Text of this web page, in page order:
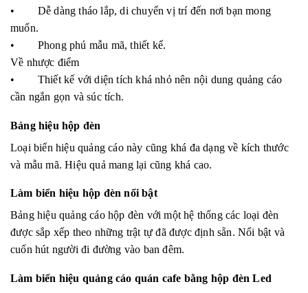
• Dễ dàng tháo lắp, di chuyển vị trí đến nơi bạn mong
muốn.
• Phong phú mẫu mã, thiết kế.
Về nhược điểm
• Thiết kế với diện tích khá nhỏ nên nội dung quảng cáo
cần ngắn gọn và súc tích.
Bảng hiệu hộp đèn
Loại biển hiệu quảng cáo này cũng khá đa dạng về kích thước
và mẫu mã. Hiệu quả mang lại cũng khá cao.
Làm biển hiệu hộp đèn nổi bật
Bảng hiệu quảng cáo hộp đèn với một hệ thống các loại đèn
được sắp xếp theo những trật tự đã được định sẵn. Nổi bật và
cuốn hút người đi đường vào ban đêm.
Làm biển hiệu quảng cáo quán cafe bằng hộp đèn Led